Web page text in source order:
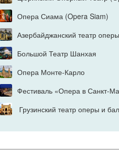
Опера Сиама (Opera Siam)
Азербайджанский театр
Большой Театр Шанхая
Опера Монте-Карло
Фестиваль «Опера в Санкт-
Грузинский театр оперы и